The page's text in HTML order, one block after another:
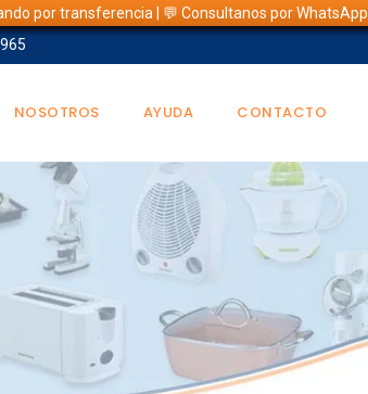
por transferencia | 💬 Consultanos por WhatsApp
NOSOTROS AYUDA CONTACTO